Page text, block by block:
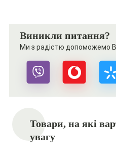
Виникли питання?
Ми з радістю допоможемо
Товари, на які
увагу